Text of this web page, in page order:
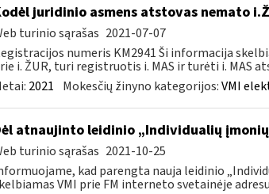
juridinio asmens atstovas nemato
turinio sąrašas 2021-07-07
numeris KM2941 Ši informacija
i. ŽUR, turi registruotis i. MAS ir turėti i. MAS
2021 Mokesčių žinyno kategorijos:VMI
atnaujinto leidinio „Individualių
turinio sąrašas 2021-10-25
kad parengta nauja leidinio
VMI prie FM interneto svetainėje